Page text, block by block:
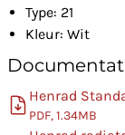
Type: 21
Kleur: Wit
Henrad
PDF, 1.34MB